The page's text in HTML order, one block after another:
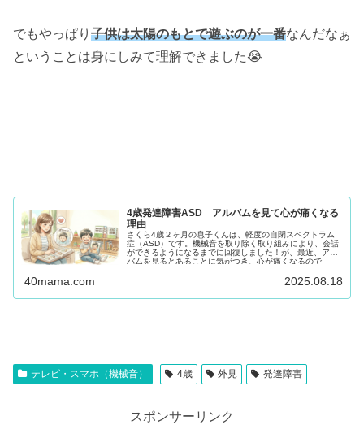
でもやっぱり 子供は太陽のもとで遊ぶのが一番なんだなぁ
ということは身にしみて理解できました😭
4歳発達障害ASD アルバムを見て心が痛くなる
理由
さくら4歳２ヶ月の息子くんは、軽度の自閉スペクトラム
症（ASD）です。機械音を取り除く取り組みにより、会話
ができるようになるまでに回復しました！が、最近、アル
バムを見るとあることに気がつき、心が痛くなるので
40mama.com 2025.08.18
テレビ・スマホ（機械音） 4歳 外見 発達障害
スポンサーリンク